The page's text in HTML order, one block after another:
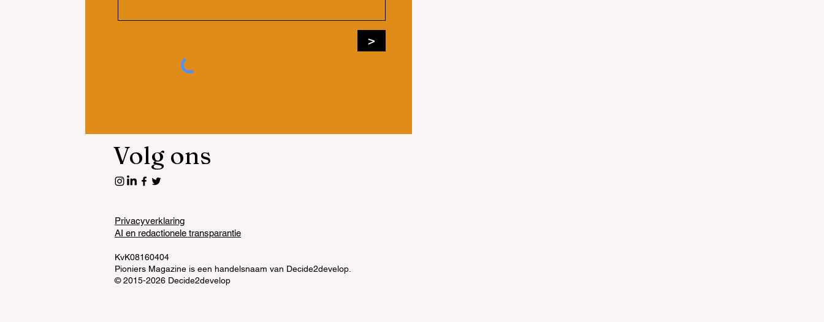
Volg ons
>
Privacyverklaring
AI en redactionele transparantie
KvK08160404
Pioniers Magazine is een handelsnaam van Decide2develop.
© 2015-2026 Decide2develop